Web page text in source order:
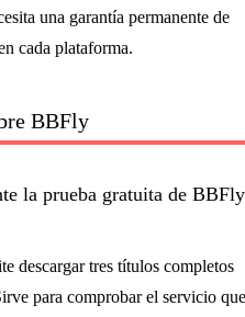
una garantía permanente de
cada plataforma.
BBFly
la prueba gratuita de
descargar tres títulos completos
para comprobar el servicio que